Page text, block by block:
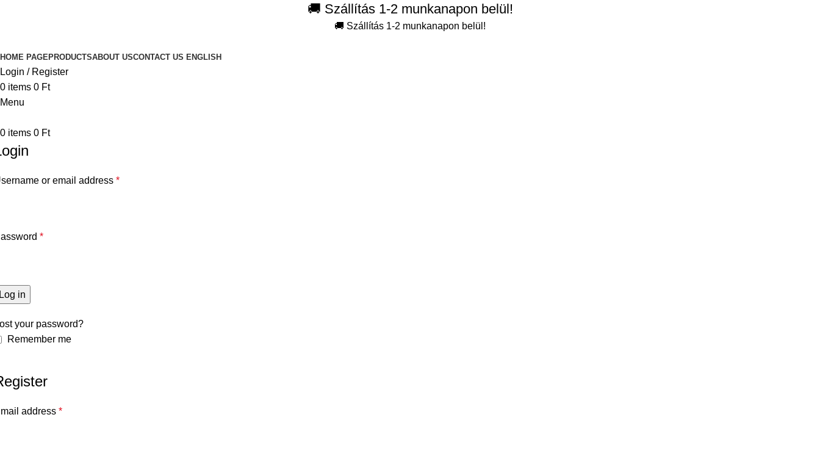
🚚 Szállítás 1-2 munkanapon belül!
🚚 Szállítás 1-2 munkanapon belül!
HOME PAGEPRODUCTSABOUT USCONTACT US ENGLISH
Login / Register
0 items 0 Ft
Menu
0 items 0 Ft
or email address *
*
in
your password?
Remember me
address *